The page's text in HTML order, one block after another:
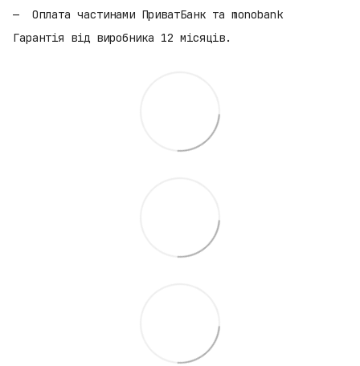
Оплата частинами ПриватБанк та monobank
Гарантія від виробника 12 місяців.